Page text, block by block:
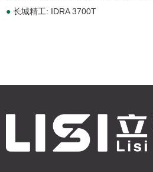
● 长城精工: IDRA 3700T